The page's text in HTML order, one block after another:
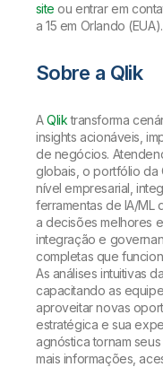
site ou entrar em
a 15 em Orlando (EUA).
Sobre a Qlik
AQliktransforma
insights acionáveis,
de negócios.
globais, o portfólio da
nível empresarial,
ferramentas de IA/ML
a decisões melhores
integração e
completas que
As análises intuitivas
capacitando as
aproveitar novas
estratégica e sua
agnóstica tornam
mais informações,